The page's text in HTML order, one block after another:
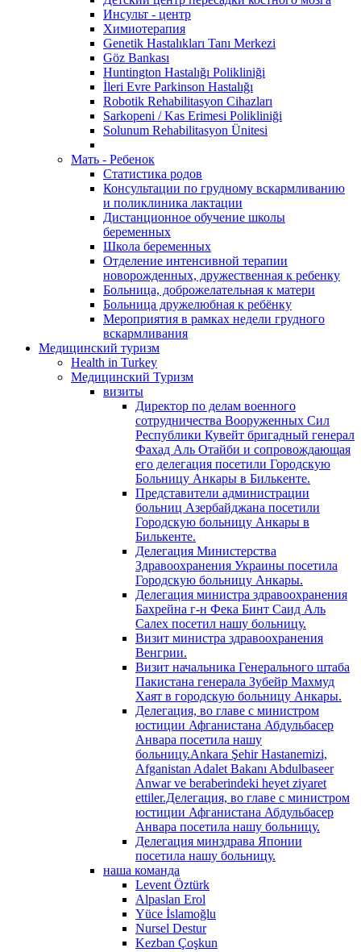
Инсульт - центр
Химиотерапия
Genetik Hastalıkları Tanı Merkezi
Göz Bankası
Huntington Hastalığı Polikliniği
İleri Evre Parkinson Hastalığı
Robotik Rehabilitasyon Cihazları
Sarkopeni / Kas Erimesi Polikliniği
Solunum Rehabilitasyon Ünitesi
Мать - Ребенок
Статистика родов
Консультации по грудному вскармливанию
и поликлиника лактации
Дистанционное обучение школы
беременных
Школа беременных
Отделение интенсивной терапии
новорожденных, дружественная к ребенку
Больница, доброжелательная к матери
Больница дружелюбная к ребёнку
Мероприятия в рамках недели грудного
вскармливания
Медицинский туризм
Health in Turkey
Медицинский Туризм
визиты
Директор по делам военного
сотрудничества Вооруженных Сил
Республики Кувейт бригадный генерал
Фахад Аль Отайби и сопровождающая
его делегация посетили Городскую
Больницу Анкары в Билькенте.
Представители администрации
больниц Азербайджана посетили
Городскую больницу Aнкары в
Билькенте.
Делегация Министерства
Здравоохранения Украины посетила
Городскую больницу Анкары.
Делегация министра здравоохранения
Бахрейна г-н Фека Бинт Саид Аль
Салех посетил нашу больницу.
Визит министра здравоохранения
Венгрии.
Визит начальника Генерального штаба
Пакистана генерала Зубейр Махмуд
Хаят в городскую больницу Анкары.
Делегация, во главе с министром
юстиции Афганистана Абдульбасер
Анвара посетила нашу
больницу.Ankara Şehir Hastanemizi,
Afganistan Adalet Bakanı Abdulbaseer
Anwar ve beraberindeki heyet ziyaret
ettiler.Делегация, во главе с министром
юстиции Афганистана Абдульбасер
Анвара посетила нашу больницу.
Делегация минздрава Японии
посетила нашу больницу.
наша команда
Levent Öztürk
Alpaslan Erol
Yüce İslamoğlu
Nursel Destur
Kezban Çoşkun